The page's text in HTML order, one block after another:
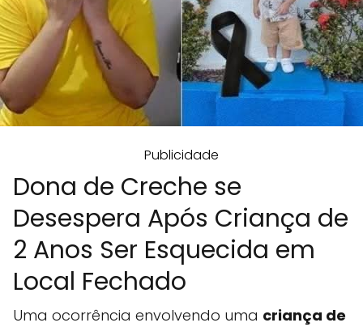
Publicidade
Dona de Creche se
Desespera Após Criança de
2 Anos Ser Esquecida em
Local Fechado
Uma ocorrência envolvendo uma criança de